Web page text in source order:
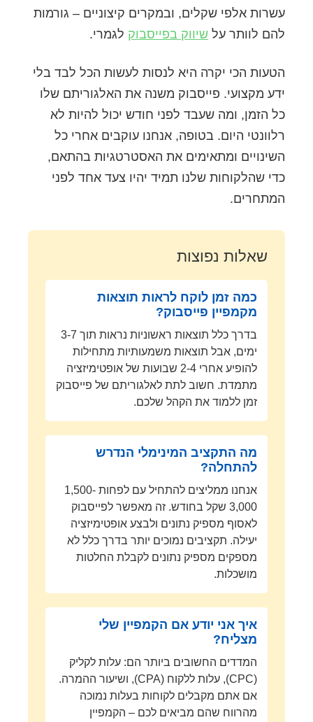
עשרות אלפי שקלים, ובמקרים קיצוניים – גורמות
להם לוותר על שיווק בפייסבוק לגמרי.
הטעות הכי יקרה היא לנסות לעשות הכל לבד בלי
ידע מקצועי. פייסבוק משנה את האלגוריתם שלו
כל הזמן, ומה שעבד לפני חודש יכול להיות לא
רלוונטי היום. בטופה, אנחנו עוקבים אחרי כל
השינויים ומתאימים את האסטרטגיות בהתאם,
כדי שהלקוחות שלנו תמיד יהיו צעד אחד לפני
המתחרים.
שאלות נפוצות
כמה זמן לוקח לראות תוצאות
מקמפיין פייסבוק?
בדרך כלל תוצאות ראשוניות נראות תוך 3-7
ימים, אבל תוצאות משמעותיות מתחילות
להופיע אחרי 2-4 שבועות של אופטימיזציה
מתמדת. חשוב לתת לאלגוריתם של פייסבוק
זמן ללמוד את הקהל שלכם.
מה התקציב המינימלי הנדרש
להתחלה?
אנחנו ממליצים להתחיל עם לפחות 1,500-
3,000 שקל בחודש. זה מאפשר לפייסבוק
לאסוף מספיק נתונים ולבצע אופטימיזציה
יעילה. תקציבים נמוכים יותר בדרך כלל לא
מספקים מספיק נתונים לקבלת החלטות
מושכלות.
איך אני יודע אם הקמפיין שלי
מצליח?
המדדים החשובים ביותר הם: עלות לקליק
(CPC), עלות ללקוח (CPA), ושיעור ההמרה.
אם אתם מקבלים לקוחות בעלות נמוכה
מהרווח שהם מביאים לכם – הקמפיין